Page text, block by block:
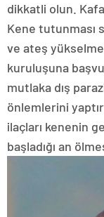
dikkatli olun.
Kene tutunması
ve ateş
kuruluşuna
mutlaka dış
önlemlerini
ilaçları kenenin
başladığı an